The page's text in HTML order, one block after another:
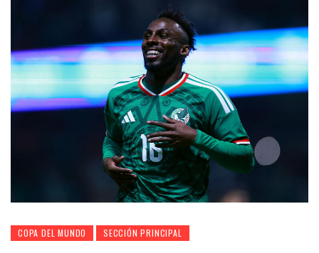
COPA DEL MUNDO SECCIÓN PRINCIPAL